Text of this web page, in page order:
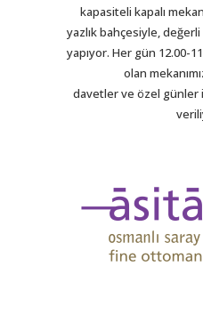
kapasiteli kapalı
yazlık bahçesiyle,
yapıyor. Her gün 12.00-
olan
davetler ve özel günler